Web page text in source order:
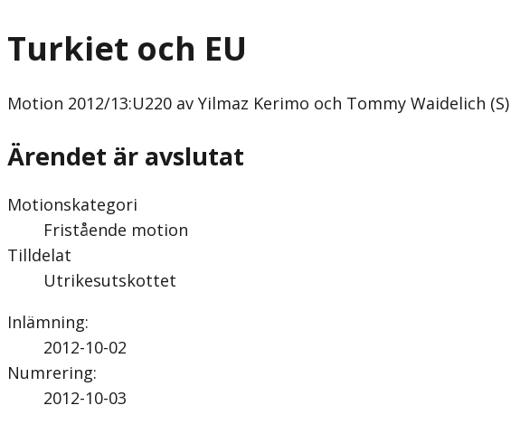
Turkiet och EU
Motion 2012/13:U220 av Yilmaz Kerimo och Tommy Waidelich (S)
Ärendet är avslutat
Motionskategori
Fristående motion
Tilldelat
Utrikesutskottet
Inlämning:
2012-10-02
Numrering:
2012-10-03